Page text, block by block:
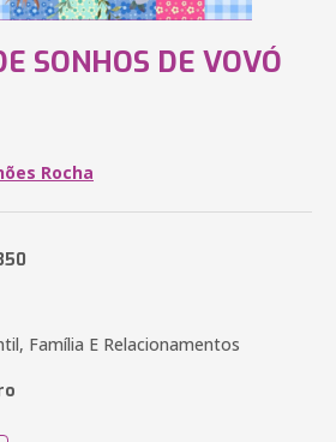
SONHOS DE VOVÓ
Rocha
Família E Relacionamentos